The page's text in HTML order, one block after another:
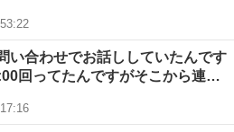
も状況は理解しているはずです。
る旨のメールが届きましたが、未
掲載しています。対処はどうなっ
い合わせでお話ししていたんです
回ってたんですがそこから連絡